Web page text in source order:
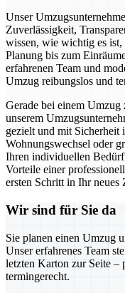
Unser
Zuverlässigkeit,
wissen, wie wichtig es ist,
Planung bis zum
erfahrenen Team und
Umzug reibungslos und
Gerade bei einem
unserem
gezielt und mit Sicherheit
Wohnungswechsel oder
Ihren individuellen
Vorteile einer
ersten Schritt in Ihr neues
Wir sind für Sie da
Sie planen einen Umzug
Unser erfahrenes Team
letzten Karton zur Seite –
termingerecht.